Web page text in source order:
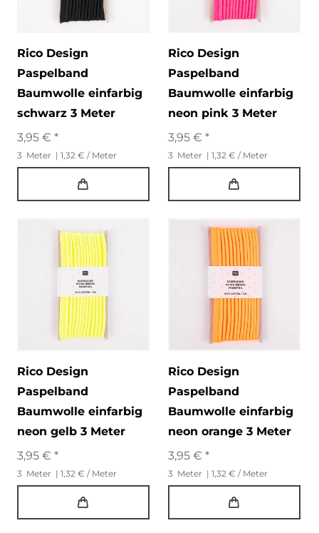
Rico Design
Paspelband
Baumwolle einfarbig
schwarz 3 Meter
3,95 € *
3 Meter | 1,32 € / Meter
Rico Design
Paspelband
Baumwolle einfarbig
neon pink 3 Meter
3,95 € *
3 Meter | 1,32 € / Meter
Rico Design
Paspelband
Baumwolle einfarbig
neon gelb 3 Meter
3,95 € *
3 Meter | 1,32 € / Meter
Rico Design
Paspelband
Baumwolle einfarbig
neon orange 3 Meter
3,95 € *
3 Meter | 1,32 € / Meter